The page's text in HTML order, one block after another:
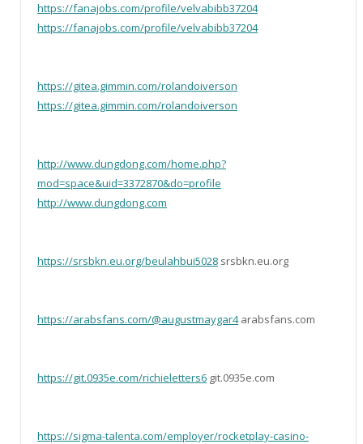
https://fanajobs.com/profile/velvabibb37204
https://fanajobs.com/profile/velvabibb37204
https://gitea.gimmin.com/rolandoiverson
https://gitea.gimmin.com/rolandoiverson
http://www.dungdong.com/home.php?
mod=space&uid=3372870&do=profile
http://www.dungdong.com
https://srsbkn.eu.org/beulahbui5028 srsbkn.eu.org
https://arabsfans.com/@augustmaygar4arabsfans.com
https://git.0935e.com/richieletters6 git.0935e.com
https://sigma-talenta.com/employer/rocketplay-casino-